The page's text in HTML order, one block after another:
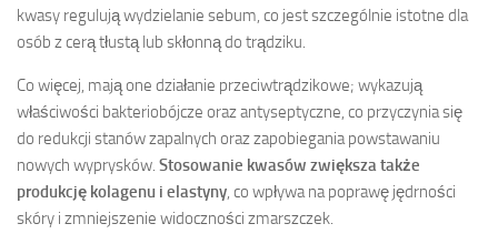
kwasy regulują wydzielanie sebum, co jest szczególnie istotne dla
osób z cerą tłustą lub skłonną do trądziku.
Co więcej, mają one działanie przeciwtrądzikowe; wykazują
właściwości bakteriobójcze oraz antyseptyczne, co przyczynia się
do redukcji stanów zapalnych oraz zapobiegania powstawaniu
nowych wyprysków. Stosowanie kwasów zwiększa także
produkcję kolagenu i elastyny, co wpływa na poprawę jędrności
skóry i zmniejszenie widoczności zmarszczek.